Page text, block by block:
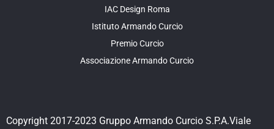
IAC Design Roma
Istituto Armando Curcio
Premio Curcio
Associazione Armando Curcio
Copyright 2017-2023 Gruppo Armando Curcio S.P.A.Viale